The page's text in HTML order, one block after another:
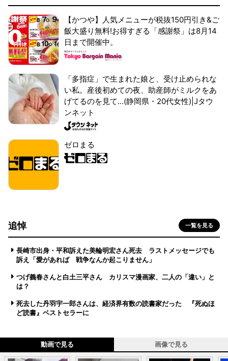
【かつや】人気メニューが税抜150円引き&ご
飯大盛り無料!お得すぎる「感謝祭」は8月14
日まで開催中。
「多指症」で生まれた娘と、受け止められな
い私。産後初めての夜、助産師がミルクをあ
げてるのを見て...(静岡県・20代女性)|Jタウ
ンネット
ゼロまる
追悼 一覧を見る
長崎市出身・平和訴えた美輪明宏さん死去 ラストメッセージでも
訴え「愛があれば 戦争なんか起こりません」
つげ義春さんと白土三平さん カリスマ漫画家、二人の「違い」と
は？
死去した丹羽宇一郎さんは、経済界有数の読書家だった 『死ぬほ
ど読書』ベストセラーに
動画で見る 画像で見る